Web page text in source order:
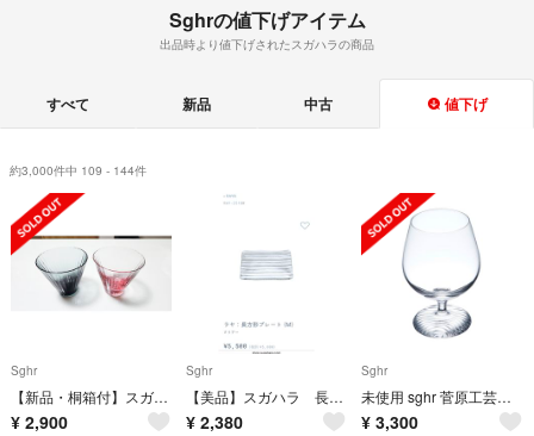
Sghrの値下げアイテム
出品時より値下げされたスガハラの商品
すべて 新品 中古 値下げ
約3,000件中 109 - 144件
Sghr
​【新品・桐箱付】スガハラ Sghr キーラ ペアグラス 酒器 コップ ギフト
¥ 2,900
Sghr
【美品】スガハラ 長方形プレート（M）
¥ 2,380
Sghr
未使用 sghr 菅原工芸硝子 ワイングラス デューン
¥ 3,300